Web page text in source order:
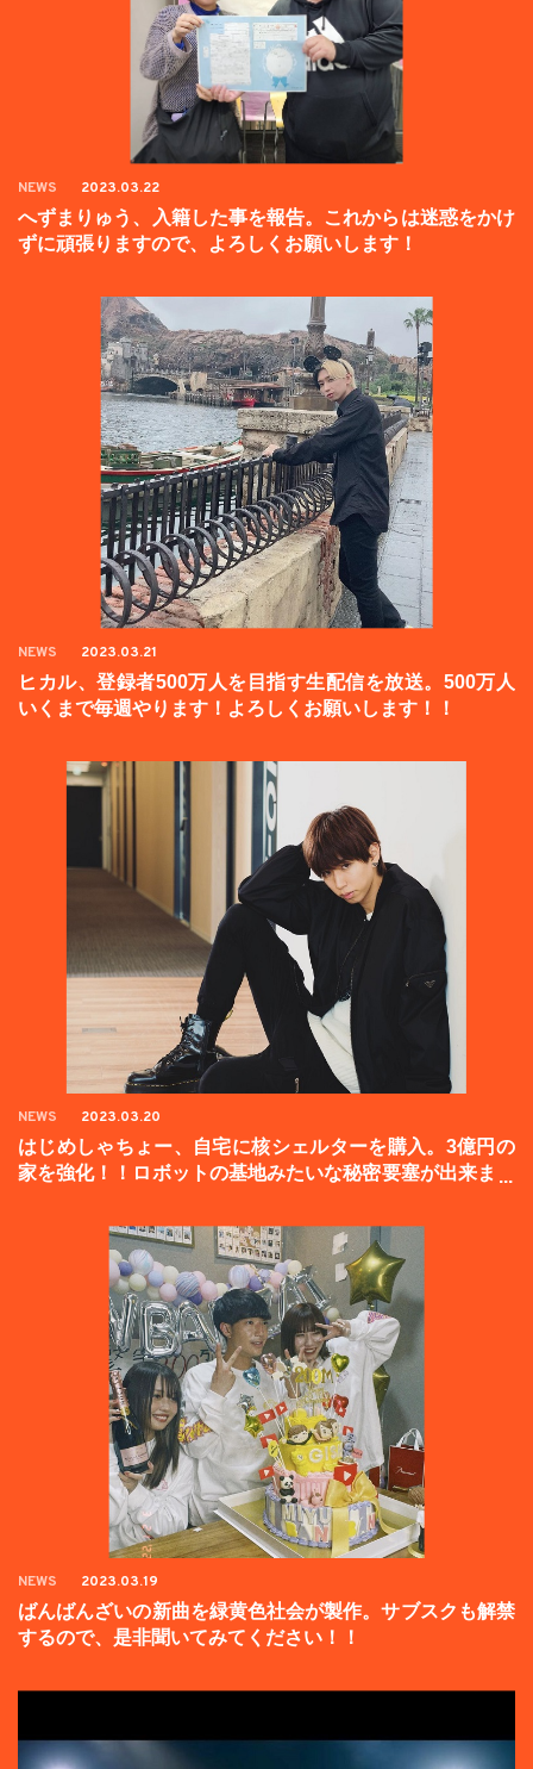
NEWS 2023.03.22
へずまりゅう、入籍した事を報告。これからは迷惑をかけ
ずに頑張りますので、よろしくお願いします！
NEWS 2023.03.21
ヒカル、登録者500万人を目指す生配信を放送。500万人
いくまで毎週やります！よろしくお願いします！！
NEWS 2023.03.20
はじめしゃちょー、自宅に核シェルターを購入。3億円の
家を強化！！ロボットの基地みたいな秘密要塞が出来まし
NEWS 2023.03.19
ばんばんざいの新曲を緑黄色社会が製作。サブスクも解禁
するので、是非聞いてみてください！！